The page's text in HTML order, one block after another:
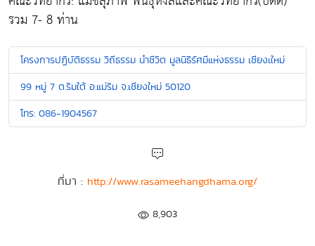
รวม 7- 8 ท่าน
โครงการปฏิบัติธรรม วิถีธรรม นำชีวิต มูลนิธิรัศมีแห่งธรรม เชียงเใหม่
99 หมู่ 7 ต.ริมใต้ อ.แม่ริม จ.เชียงใหม่ 50120
โทร: 086-1904567
ที่มา : http://www.rasameehangdhama.org/
8,903